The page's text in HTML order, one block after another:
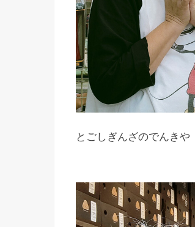
とごしぎんざのでんきや